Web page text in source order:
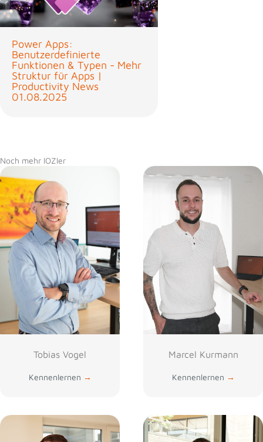
Power Apps:
Benutzerdefinierte
Funktionen & Typen - Mehr
Struktur für Apps |
Productivity News
01.08.2025
Noch mehr IOZler
Tobias Vogel
Kennenlernen →
Marcel Kurmann
Kennenlernen →